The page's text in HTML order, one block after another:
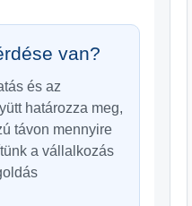
van?
és az
határozza meg,
távon mennyire
a vállalkozás